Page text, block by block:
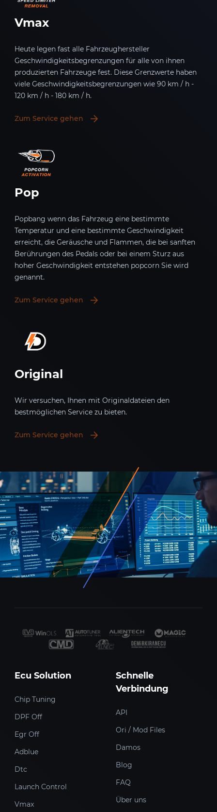
Vmax
Heute legen fast alle Fahrzeughersteller
Geschwindigkeitsbegrenzungen für alle von ihnen
produzierten Fahrzeuge fest. Diese Grenzwerte haben
viele Geschwindigkeitsbegrenzungen wie 90 km / h -
120 km / h - 180 km / h.
Zum Service gehen
Pop
Popbang wenn das Fahrzeug eine bestimmte
Temperatur und eine bestimmte Geschwindigkeit
erreicht, die Geräusche und Flammen, die bei sanften
Berührungen des Pedals oder bei einem Sturz aus
hoher Geschwindigkeit entstehen popcorn Sie wird
genannt.
Zum Service gehen
Original
Wir versuchen, Ihnen mit Originaldateien den
bestmöglichen Service zu bieten.
Zum Service gehen
Ecu Solution
Chip Tuning
DPF Off
Egr Off
Adblue
Dtc
Launch Control
Vmax
Schnelle
Verbindung
API
Ori / Mod Files
Damos
Blog
FAQ
Über uns